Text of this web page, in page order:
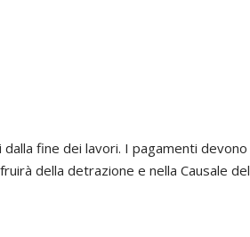
fine dei lavori. I pagamenti devono
della detrazione e nella Causale del